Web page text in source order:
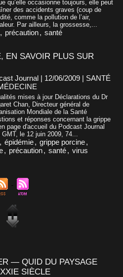
qu’elle occasionne toujours, elle peut
des accidents graves (coup de
comme la pollution de l’air,
Par ailleurs, la grossesse,...
, précaution, santé
EN SAVOIR PLUS SUR
Journal | 12/06/2009 | SANTÉ
mises à jour Déclarations du Dr
Chan, Directeur général de
Mondiale de la Santé
et réponses concernant la grippe
page d'accueil du Podcast Journal
le 12 juin 2009, 74...
, épidémie, grippe porcine,
, précaution, santé, virus
— QUID DU PAYSAGE
SIÈCLE